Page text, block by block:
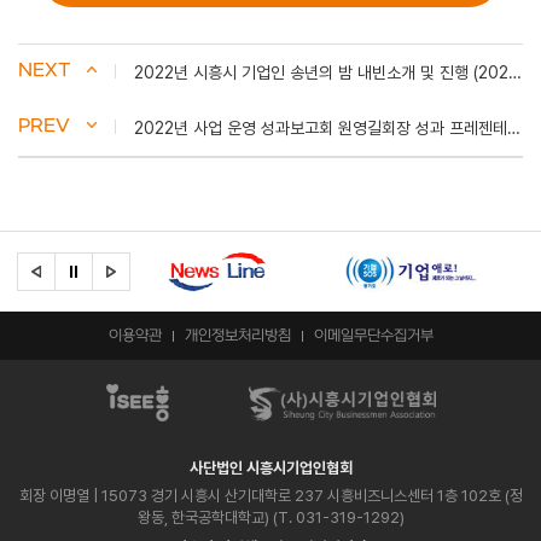
NEXT 2022년 시흥시 기업인 송년의 밤 내빈소개 및 진행 (2022.12.16)
PREV 2022년 사업 운영 성과보고회 원영길회장 성과 프레젠테이션 (2022.12.16)
이용약관 개인정보처리방침 이메일무단수집거부
사단법인 시흥시기업인협회
회장 이명열 | 15073 경기 시흥시 산기대학로 237 시흥비즈니스센터 1층 102호 (정
왕동, 한국공학대학교) (T. 031-319-1292)